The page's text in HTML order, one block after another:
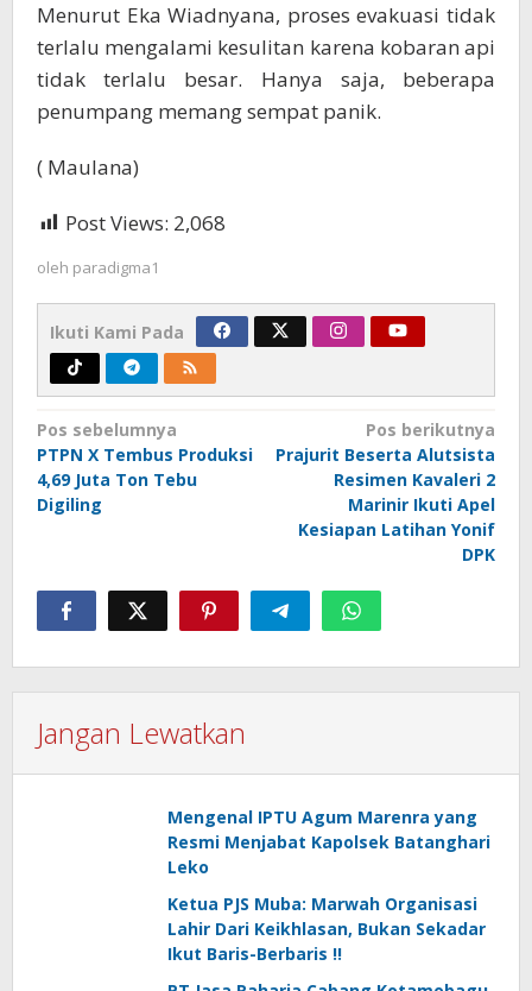
Menurut Eka Wiadnyana, proses evakuasi tidak
terlalu mengalami kesulitan karena kobaran api
tidak terlalu besar. Hanya saja, beberapa
penumpang memang sempat panik.
( Maulana)
Post Views: 2,068
oleh paradigma1
Ikuti Kami Pada
Navigasi
pos
Pos sebelumnya
PTPN X Tembus Produksi
4,69 Juta Ton Tebu
Digiling
Pos berikutnya
Prajurit Beserta Alutsista
Resimen Kavaleri 2
Marinir Ikuti Apel
Kesiapan Latihan Yonif
DPK
Jangan Lewatkan
Mengenal IPTU Agum Marenra yang
Resmi Menjabat Kapolsek Batanghari
Leko
Ketua PJS Muba: Marwah Organisasi
Lahir Dari Keikhlasan, Bukan Sekadar
Ikut Baris-Berbaris !!